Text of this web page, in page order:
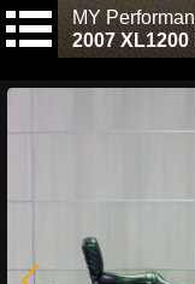
MY
2007 XL1200